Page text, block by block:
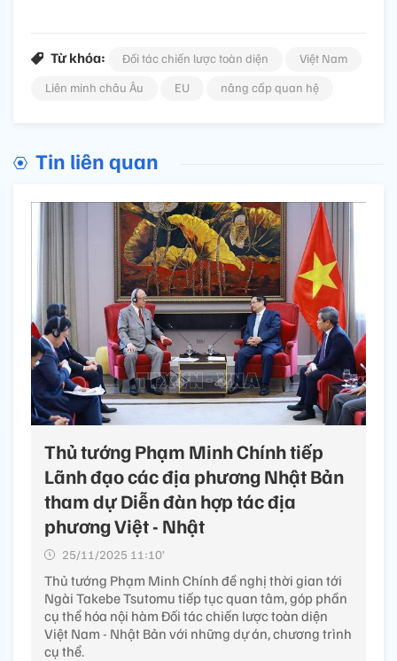
Từ khóa: Đối tác chiến lược toàn diện
Việt Nam
Liên minh châu Âu
EU nâng cấp quan hệ
Tin liên quan
Thủ tướng Phạm Minh Chính tiếp
Lãnh đạo các địa phương Nhật Bản
tham dự Diễn đàn hợp tác địa
phương Việt - Nhật
25/11/2025 11:10’
Thủ tướng Phạm Minh Chính đề nghị thời gian tới
Ngài Takebe Tsutomu tiếp tục quan tâm, góp phần
cụ thể hóa nội hàm Đối tác chiến lược toàn diện
Việt Nam - Nhật Bản với những dự án, chương trình
cụ thể.